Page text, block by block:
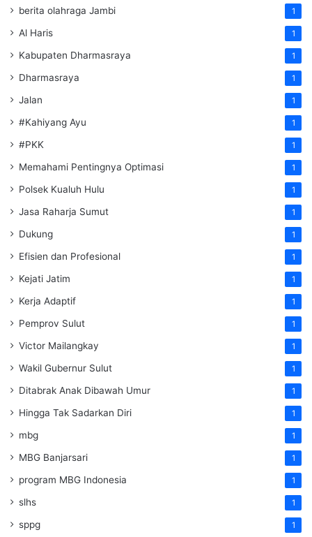
berita olahraga Jambi 1
Al Haris 1
Kabupaten Dharmasraya 1
Dharmasraya 1
Jalan 1
#Kahiyang Ayu 1
#PKK 1
Memahami Pentingnya Optimasi 1
Polsek Kualuh Hulu 1
Jasa Raharja Sumut 1
Dukung 1
Efisien dan Profesional 1
Kejati Jatim 1
Kerja Adaptif 1
Pemprov Sulut 1
Victor Mailangkay 1
Wakil Gubernur Sulut 1
Ditabrak Anak Dibawah Umur 1
Hingga Tak Sadarkan Diri 1
mbg 1
MBG Banjarsari 1
program MBG Indonesia 1
slhs 1
sppg 1